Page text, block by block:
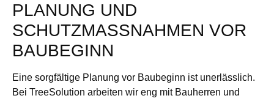
PLANUNG UND
SCHUTZMASSNAHMEN VOR B
AUBEGINN
Eine sorgfältige Planung vor Baubeginn ist unerlässlich.
Bei TreeSolution arbeiten wir eng mit Bauherren und